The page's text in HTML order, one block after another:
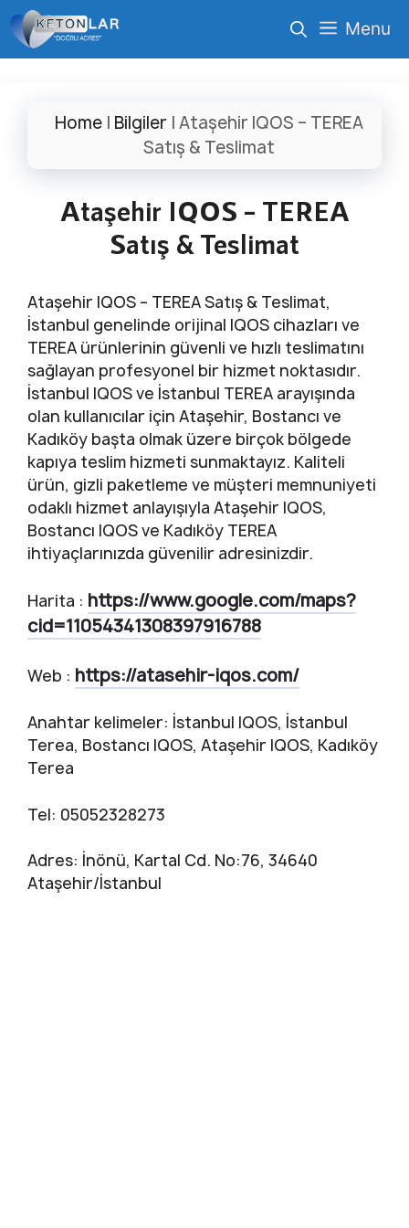
İçeriğe
atla
Menu
Home | Bilgiler | Ataşehir IQOS – TEREA
Satış & Teslimat
Ataşehir IQOS – TEREA
Satış & Teslimat
Ataşehir IQOS – TEREA Satış & Teslimat,
İstanbul genelinde orijinal IQOS cihazları ve
TEREA ürünlerinin güvenli ve hızlı teslimatını
sağlayan profesyonel bir hizmet noktasıdır.
İstanbul IQOS ve İstanbul TEREA arayışında
olan kullanıcılar için Ataşehir, Bostancı ve
Kadıköy başta olmak üzere birçok bölgede
kapıya teslim hizmeti sunmaktayız. Kaliteli
ürün, gizli paketleme ve müşteri memnuniyeti
odaklı hizmet anlayışıyla Ataşehir IQOS,
Bostancı IQOS ve Kadıköy TEREA
ihtiyaçlarınızda güvenilir adresinizdir.
Harita : https://www.google.com/maps?
cid=11054341308397916788
Web : https://atasehir-iqos.com/
Anahtar kelimeler: İstanbul IQOS, İstanbul
Terea, Bostancı IQOS, Ataşehir IQOS, Kadıköy
Terea
Tel: 05052328273
Adres: İnönü, Kartal Cd. No:76, 34640
Ataşehir/İstanbul